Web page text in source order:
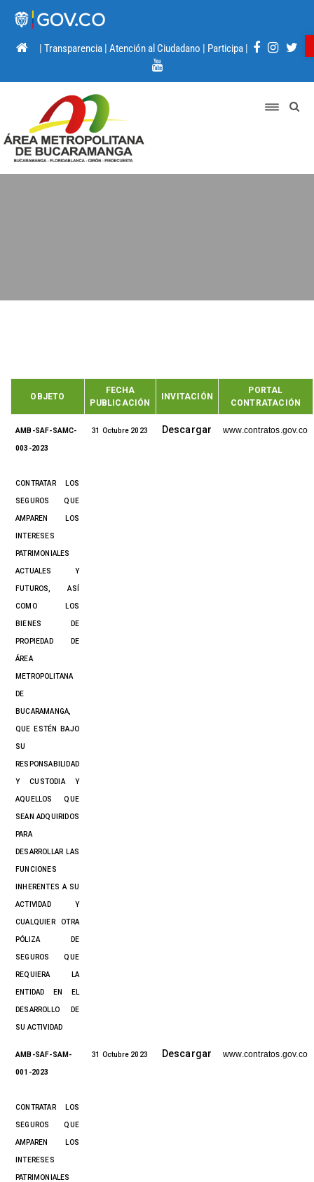
| Transparencia | Atención al Ciudadano | Participa |
OBJETO
FECHA
PUBLICACIÓN
INVITACIÓN
PORTAL
CONTRATACIÓN
AMB-SAF-SAMC-
003-2023
CONTRATAR LOS
SEGUROS QUE
AMPAREN LOS
INTERESES
PATRIMONIALES
ACTUALES Y
FUTUROS, ASÍ
COMO LOS
BIENES DE
PROPIEDAD DE
ÁREA
METROPOLITANA
DE
BUCARAMANGA,
QUE ESTÉN BAJO
SU
RESPONSABILIDAD
Y CUSTODIA Y
AQUELLOS QUE
SEAN ADQUIRIDOS
PARA
DESARROLLAR LAS
FUNCIONES
INHERENTES A SU
ACTIVIDAD Y
CUALQUIER OTRA
PÓLIZA DE
SEGUROS QUE
REQUIERA LA
ENTIDAD EN EL
DESARROLLO DE
SU ACTIVIDAD
31 Octubre 2023 Descargar www.contratos.gov.co
AMB-SAF-SAM-
001-2023
CONTRATAR LOS
SEGUROS QUE
AMPAREN LOS
INTERESES
PATRIMONIALES
31 Octubre 2023 Descargar www.contratos.gov.co